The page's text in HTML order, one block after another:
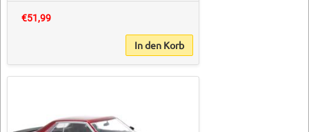
€51,99
In den Korb